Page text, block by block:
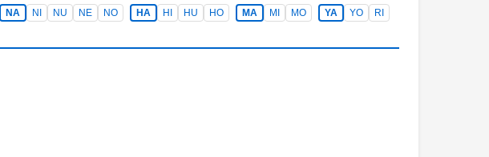
NA NI NU NE NO HA HI HU HO MA MI MO YA YO
RI